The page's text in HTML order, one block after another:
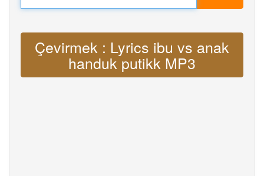
Çevirmek : Lyrics ibu vs anak
handuk putikk MP3